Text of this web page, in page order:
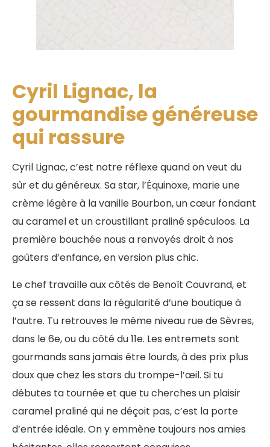
Cyril Lignac, la
gourmandise généreuse
qui rassure
Cyril Lignac, c’est notre réflexe quand on veut du
sûr et du généreux. Sa star, l’Équinoxe, marie une
crème légère à la vanille Bourbon, un cœur fondant
au caramel et un croustillant praliné spéculoos. La
première bouchée nous a renvoyés droit à nos
goûters d’enfance, en version plus chic.
Le chef travaille aux côtés de Benoît Couvrand, et
ça se ressent dans la régularité d’une boutique à
l’autre. Tu retrouves le même niveau rue de Sèvres,
dans le 6e, ou du côté du 11e. Les entremets sont
gourmands sans jamais être lourds, à des prix plus
doux que chez les stars du trompe-l’œil. Si tu
débutes ta tournée et que tu cherches un plaisir
caramel praliné qui ne déçoit pas, c’est la porte
d’entrée idéale. On y emmène toujours nos amies